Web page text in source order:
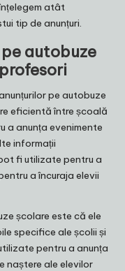
atât
tip de anunțuri.
autobuze
pe autobuze
eficientă între școală
a anunța evenimente
informații
fi utilizate pentru a
a încuraja elevii
școlare este că ele
specifice ale școlii și
pentru a anunța
naștere ale elevilor